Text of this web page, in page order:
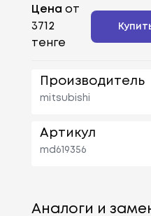
Цена от
3712
тенге
Производитель
mitsubishi
Артикул
md619356
Аналоги и